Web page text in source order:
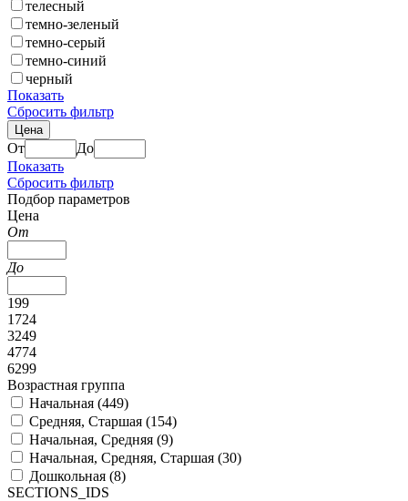
телесный
темно-зеленый
темно-серый
темно-синий
черный
Показать
Сбросить фильтр
Цена
От
До
Показать
Сбросить фильтр
Подбор параметров
Цена
От
До
199
1724
3249
4774
6299
Возрастная группа
Начальная (449)
Средняя, Старшая (154)
Начальная, Средняя (9)
Начальная, Средняя, Старшая (30)
Дошкольная (8)
SECTIONS_IDS